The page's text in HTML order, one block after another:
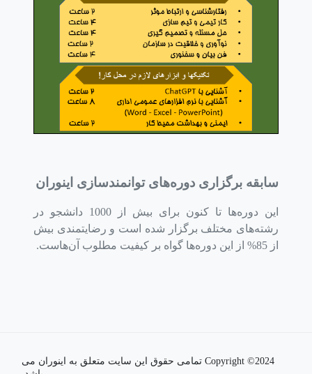
سابقه برگزاری دوره‌های توانمندسازی اینوران
این دوره‌ها تا کنون برای بیش از 1000 دانشجو در
رشته‌های مختلف برگزار شده است و رضایتمندی بیش
از 85% از این دوره‌ها گواه بر کیفیت مطلوب آن‌هاست.
Copyright ©2024 تمامی حقوق این سایت متعلق به اینوران می